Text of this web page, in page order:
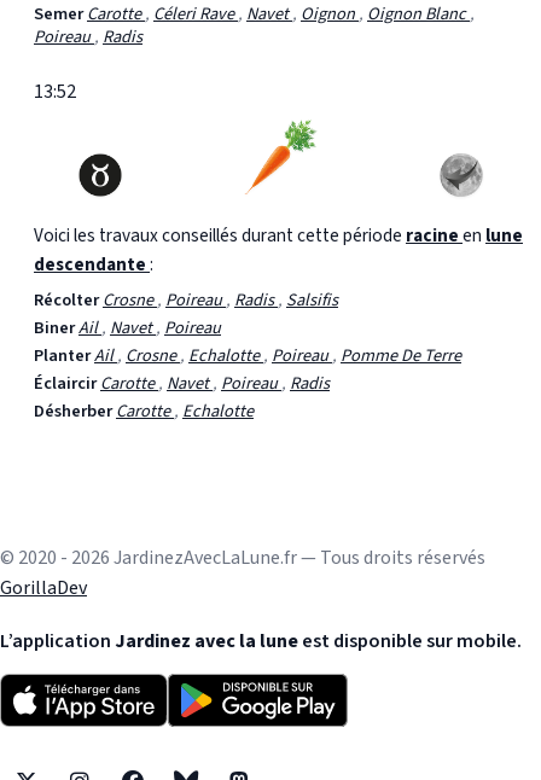
SemerCarotte,Céleri Rave,Navet,Oignon,Oignon Blanc,
Poireau,Radis
13:52
Voici les travaux conseillés durant cette période racineen lune
descendante:
RécolterCrosne, Poireau, Radis, Salsifis
BinerAil, Navet, Poireau
PlanterAil, Crosne, Echalotte, Poireau, Pomme De Terre
ÉclaircirCarotte, Navet, Poireau, Radis
DésherberCarotte, Echalotte
© 2020 - 2026 JardinezAvecLaLune.fr — Tous droits réservés
GorillaDev
L’application Jardinez avec la luneest disponible sur mobile.